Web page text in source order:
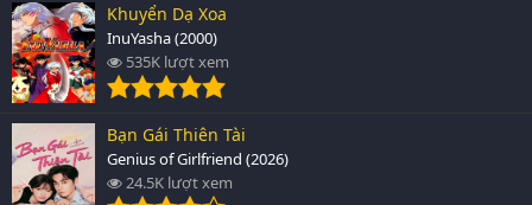
Khuyển Dạ Xoa
InuYasha (2000)
535K lượt xem
Bạn Gái Thiên Tài
Genius of Girlfriend (2026)
24.5K lượt xem